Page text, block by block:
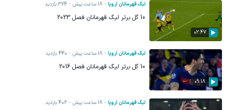
02:47
لیگ قهرمانان اروپا 18 ساعت پیش 374بازدید
10 گل برتر لیگ قهرمانان فصل 2023
09:18
لیگ قهرمانان اروپا 18 ساعت پیش 440بازدید
10 گل برتر لیگ قهرمانان فصل 2016
لیگ قهرمانان اروپا 18 ساعت پیش 406بازدید